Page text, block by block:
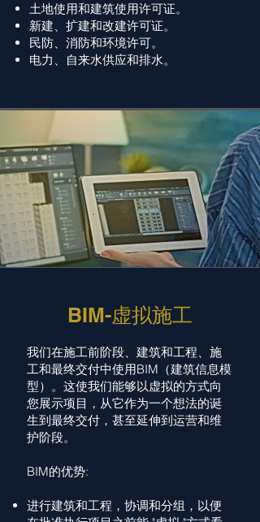
土地使用和建筑使用许可证。
新建、扩建和改建许可证。
民防、消防和环境许可。
电力、自来水供应和排水。
BIM-虚拟施工
我们在施工前阶段、建筑和工程、施
工和最终交付中使用BIM（建筑信息模
型）。这使我们能够以虚拟的方式向
您展示项目，从它作为一个想法的诞
生到最终交付，甚至延伸到运营和维
护阶段。
BIM的优势:
进行建筑和工程，协调和分组，以便